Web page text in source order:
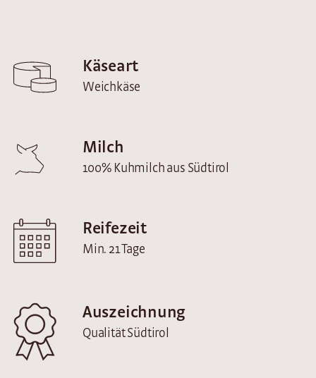
Käseart
Weichkäse
Milch
100% Kuhmilch aus Südtirol
Reifezeit
Min. 21 Tage
Auszeichnung
Qualität Südtirol